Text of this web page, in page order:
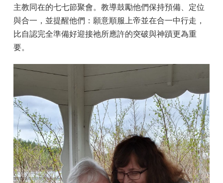
主教同在的七七節聚會。教導鼓勵他們保持預備、定位
與合一，並提醒他們：願意順服上帝並在合一中行走，
比自認完全準備好迎接祂所應許的突破與神蹟更為重
要。